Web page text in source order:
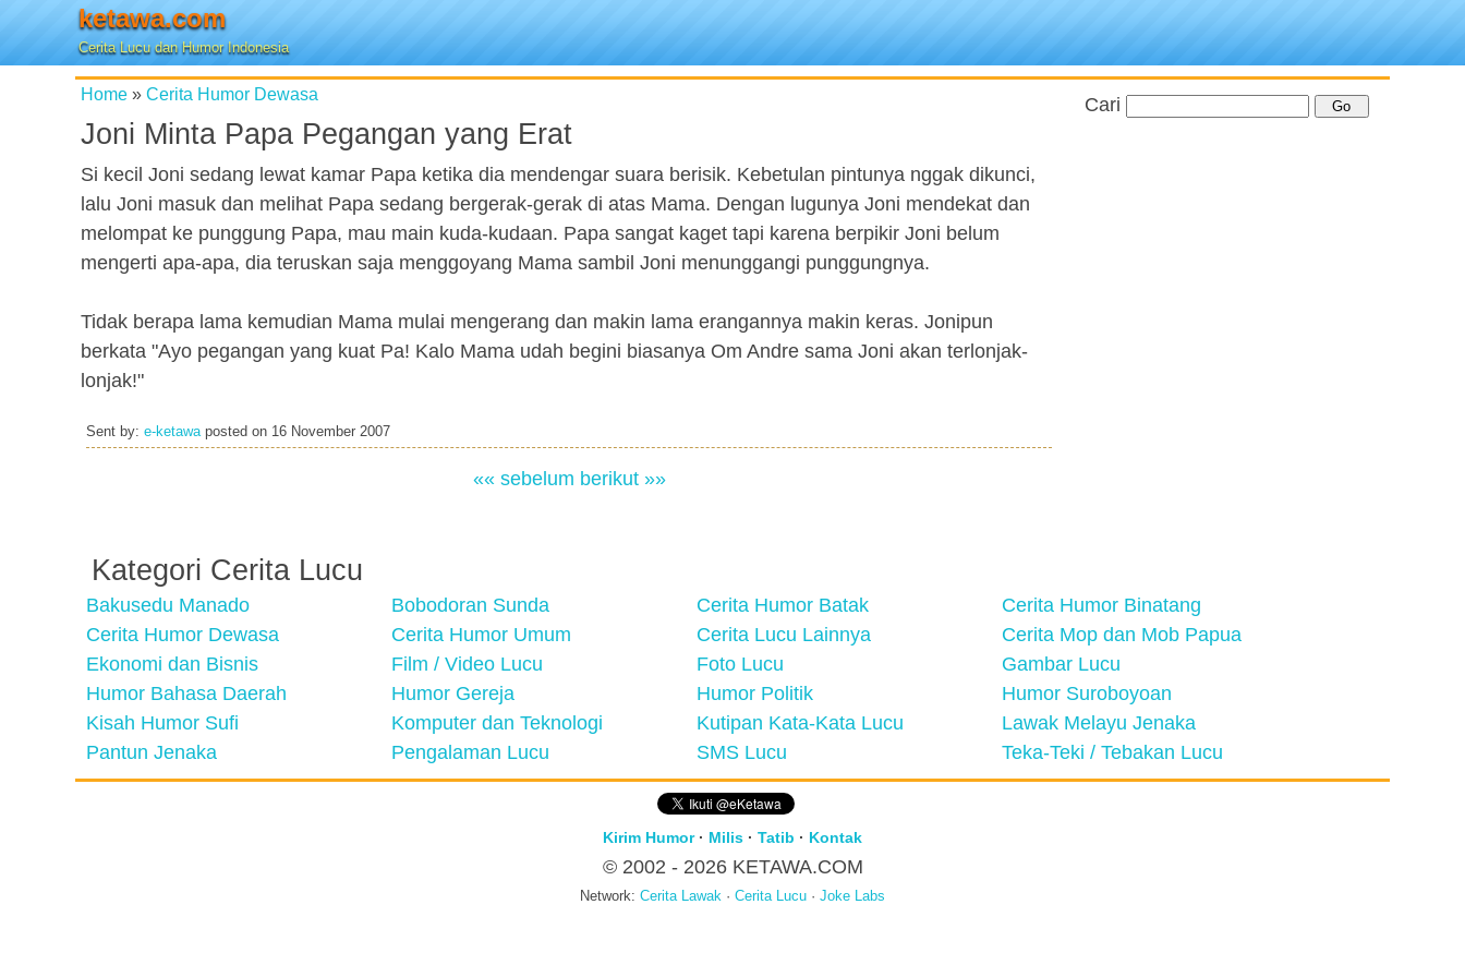
ketawa.com
Cerita Lucu dan Humor Indonesia
Home » Cerita Humor Dewasa
Joni Minta Papa Pegangan yang Erat
Si kecil Joni sedang lewat kamar Papa ketika dia mendengar suara berisik. Kebetulan pintunya nggak dikunci,
lalu Joni masuk dan melihat Papa sedang bergerak-gerak di atas Mama. Dengan lugunya Joni mendekat dan
melompat ke punggung Papa, mau main kuda-kudaan. Papa sangat kaget tapi karena berpikir Joni belum
mengerti apa-apa, dia teruskan saja menggoyang Mama sambil Joni menunggangi punggungnya.
Tidak berapa lama kemudian Mama mulai mengerang dan makin lama erangannya makin keras. Jonipun
berkata "Ayo pegangan yang kuat Pa! Kalo Mama udah begini biasanya Om Andre sama Joni akan terlonjak-
lonjak!"
Sent by: e-ketawaposted on 16 November 2007
«« sebelum berikut »»
Cari
Kategori Cerita Lucu
Bakusedu Manado Bobodoran Sunda Cerita Humor Batak
Cerita Humor Binatang
Cerita Humor Dewasa
Cerita Humor Umum Cerita Lucu Lainnya
Cerita Mop dan Mob Papua
Ekonomi dan Bisnis
Film / Video Lucu Foto Lucu
Gambar Lucu
Humor Bahasa Daerah
Humor Gereja Humor Politik
Humor Suroboyoan
Kisah Humor Sufi
Komputer dan Teknologi Kutipan Kata-Kata Lucu
Lawak Melayu Jenaka
Pantun Jenaka
Pengalaman Lucu SMS Lucu Teka-Teki / Tebakan Lucu
Kirim Humor· Milis · Tatib · Kontak
© 2002 - 2026 KETAWA.COM
Network: Cerita Lawak · Cerita Lucu · Joke Labs